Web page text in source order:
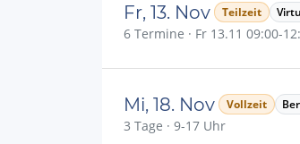
Fr, 13. Nov Teilzeit
6 Termine · Fr 13.11 09:00-
Mi, 18. Nov Vollzeit
3 Tage · 9-17 Uhr